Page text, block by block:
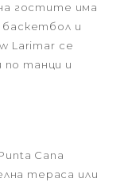
гостите има
баскетбол и
Larimar се
танци и
Cana
тераса или